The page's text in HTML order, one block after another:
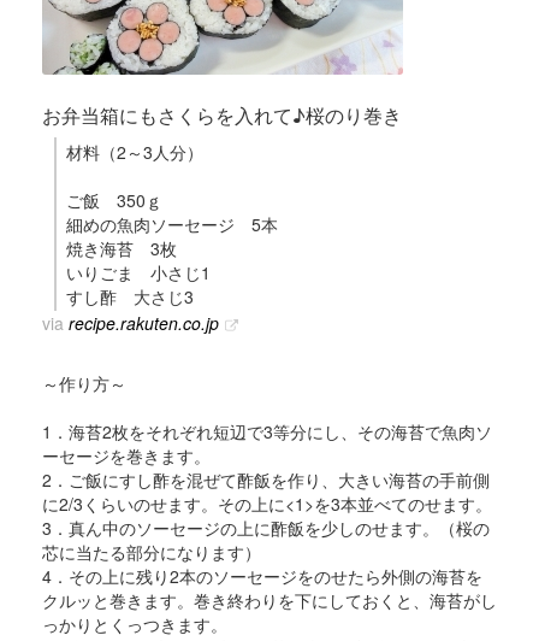
お弁当箱にもさくらを入れて♪桜のり巻き
材料（2～3人分）
ご飯 350ｇ
細めの魚肉ソーセージ 5本
焼き海苔 3枚
いりごま 小さじ1
すし酢 大さじ3
via recipe.rakuten.co.jp
～作り方～
1．海苔2枚をそれぞれ短辺で3等分にし、その海苔で魚肉ソ
ーセージを巻きます。
2．ご飯にすし酢を混ぜて酢飯を作り、大きい海苔の手前側
に2/3くらいのせます。その上に<1>を3本並べてのせます。
3．真ん中のソーセージの上に酢飯を少しのせます。（桜の
芯に当たる部分になります）
4．その上に残り2本のソーセージをのせたら外側の海苔を
クルッと巻きます。巻き終わりを下にしておくと、海苔がし
っかりとくっつきます。